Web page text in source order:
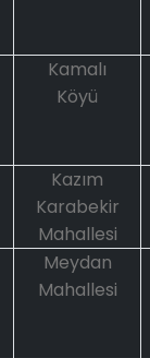
Kamalı
Köyü
Kazım
Karabekir
Mahallesi
Meydan
Mahallesi